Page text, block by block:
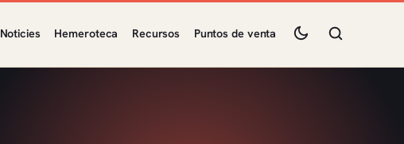
Noticies Hemeroteca Recursos Puntos de venta